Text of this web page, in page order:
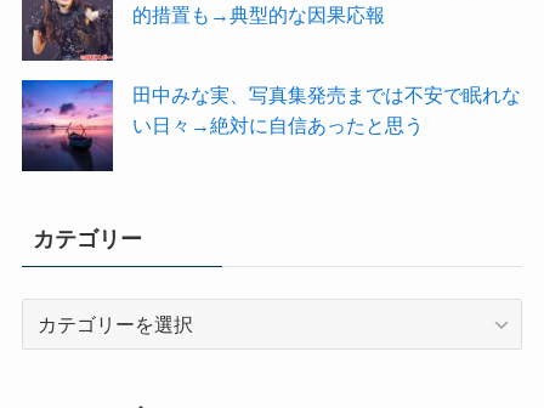
的措置も→典型的な因果応報
田中みな実、写真集発売までは不安で眠れな
い日々→絶対に自信あったと思う
カテゴリー